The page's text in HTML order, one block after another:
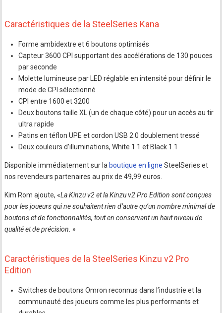
Caractéristiques de la SteelSeries Kana
Forme ambidextre et 6 boutons optimisés
Capteur 3600 CPI supportant des accélérations de 130 pouces
par seconde
Molette lumineuse par LED réglable en intensité pour définir le
mode de CPI sélectionné
CPI entre 1600 et 3200
Deux boutons taille XL (un de chaque côté) pour un accès au tir
ultra rapide
Patins en téflon UPE et cordon USB 2.0 doublement tressé
Deux couleurs d’illuminations, White 1.1 et Black 1.1
Disponible immédiatement sur la boutique en ligne SteelSeries et
nos revendeurs partenaires au prix de 49,99 euros.
Kim Rom ajoute, «La Kinzu v2 et la Kinzu v2 Pro Edition sont conçues
pour les joueurs qui ne souhaitent rien d’autre qu’un nombre minimal de
boutons et de fonctionnalités, tout en conservant un haut niveau de
qualité et de précision. »
Caractéristiques de la SteelSeries Kinzu v2 Pro
Edition
Switches de boutons Omron reconnus dans l’industrie et la
communauté des joueurs comme les plus performants et